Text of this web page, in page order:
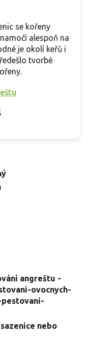
se kořeny
alespoň na
je okolí keřů i
tvorbě
angreštu -
ovocnych-
nebo